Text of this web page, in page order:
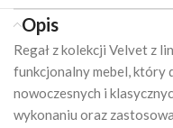
Opis
Regał z kolekcji Velvet z
funkcjonalny mebel, który
nowoczesnych i
wykonaniu oraz